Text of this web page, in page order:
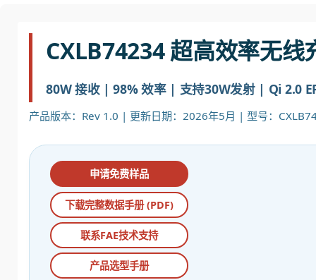
CXLB74234 超高效率无线
80W 接收 | 98% 效率 | 支持30W发射 | Qi 2.0
产品版本：Rev 1.0 | 更新日期：2026年5月 | 型号：
申请免费样品
下载完整数据手册 (PDF)
联系FAE技术支持
产品选型手册